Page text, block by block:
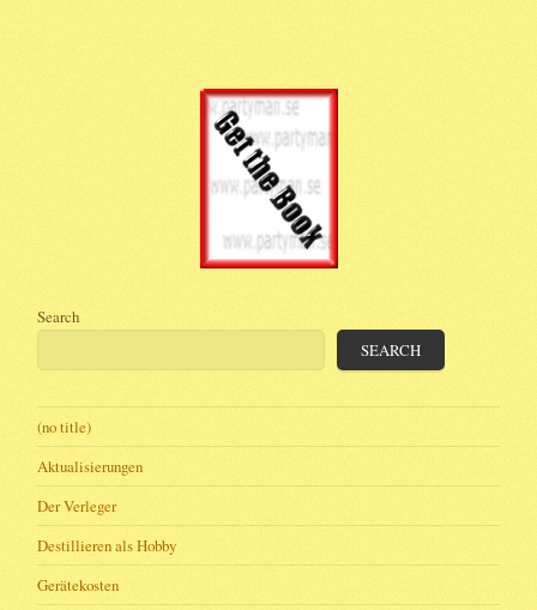
Search
SEARCH
(no title)
Aktualisierungen
Der Verleger
Destillieren als Hobby
Gerätekosten